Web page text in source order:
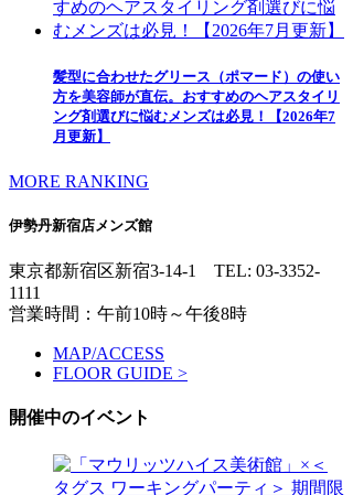
髪型に合わせたグリース（ポマード）の使い
方を美容師が直伝。おすすめのヘアスタイリ
ング剤選びに悩むメンズは必見！【2026年7
月更新】
MORE RANKING
伊勢丹新宿店メンズ館
東京都新宿区新宿3-14-1 TEL: 03-3352-
1111
営業時間：午前10時～午後8時
MAP/ACCESS
FLOOR GUIDE >
開催中のイベント